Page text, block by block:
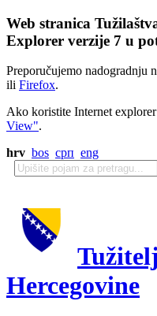
Web stranica
Explorer verzije 7 u
Preporučujemo nadogradnju
ili Firefox.
Ako koristite Internet
View".
hrv bos срп eng
Hercegovine